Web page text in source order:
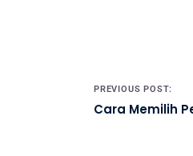
Post
PREVIOUS POST:
Cara Memilih